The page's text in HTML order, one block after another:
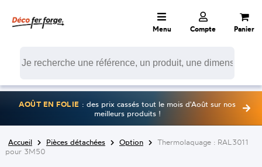
Menu Compte Panier
AOÛT EN FOLIE : des prix cassés tout le mois d'Août sur nos
meilleurs produits !
Accueil Pièces détachées Option
Thermolaquage : RAL3011
pour 3M50